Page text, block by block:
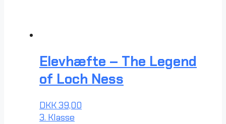
Elevhæfte – The Legend
of Loch Ness
DKK39,00
3. Klasse